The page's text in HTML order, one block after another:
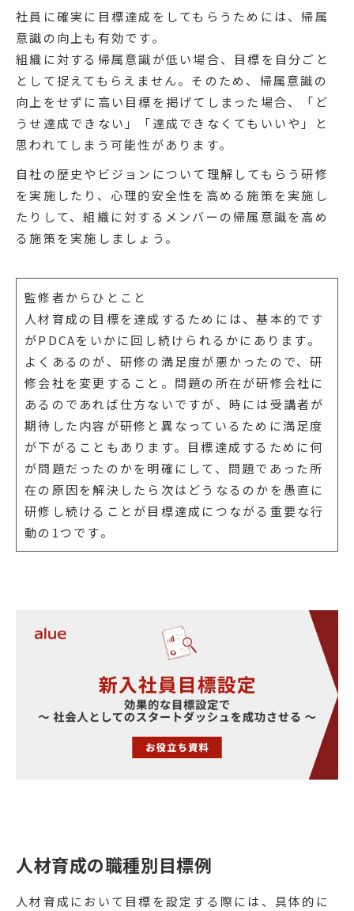
社員に確実に目標達成をしてもらうためには、帰属
意識の向上も有効です。
組織に対する帰属意識が低い場合、目標を自分ごと
として捉えてもらえません。そのため、帰属意識の
向上をせずに高い目標を掲げてしまった場合、「ど
うせ達成できない」「達成できなくてもいいや」と
思われてしまう可能性があります。
自社の歴史やビジョンについて理解してもらう研修
を実施したり、心理的安全性を高める施策を実施し
たりして、組織に対するメンバーの帰属意識を高め
る施策を実施しましょう。
監修者からひとこと
人材育成の目標を達成するためには、基本的です
がPDCAをいかに回し続けられるかにあります。
よくあるのが、研修の満足度が悪かったので、研
修会社を変更すること。問題の所在が研修会社に
あるのであれば仕方ないですが、時には受講者が
期待した内容が研修と異なっているために満足度
が下がることもあります。目標達成するために何
が問題だったのかを明確にして、問題であった所
在の原因を解決したら次はどうなるのかを愚直に
研修し続けることが目標達成につながる重要な行
動の1つです。
人材育成の職種別目標例
人材育成において目標を設定する際には、具体的に